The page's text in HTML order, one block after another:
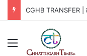
CGHB TRANSFER |
Menu